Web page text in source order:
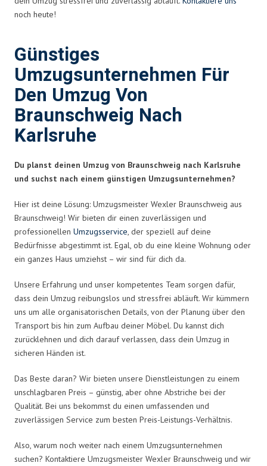
noch heute!
Günstiges
Umzugsunternehmen Für
Den Umzug Von
Braunschweig Nach
Karlsruhe
Du planst deinen Umzug von Braunschweig nach Karlsruhe
und suchst nach einem günstigen Umzugsunternehmen?
Hier ist deine Lösung: Umzugsmeister Wexler Braunschweig aus
Braunschweig! Wir bieten dir einen zuverlässigen und
professionellen Umzugsservice, der speziell auf deine
Bedürfnisse abgestimmt ist. Egal, ob du eine kleine Wohnung oder
ein ganzes Haus umziehst – wir sind für dich da.
Unsere Erfahrung und unser kompetentes Team sorgen dafür,
dass dein Umzug reibungslos und stressfrei abläuft. Wir kümmern
uns um alle organisatorischen Details, von der Planung über den
Transport bis hin zum Aufbau deiner Möbel. Du kannst dich
zurücklehnen und dich darauf verlassen, dass dein Umzug in
sicheren Händen ist.
Das Beste daran? Wir bieten unsere Dienstleistungen zu einem
unschlagbaren Preis – günstig, aber ohne Abstriche bei der
Qualität. Bei uns bekommst du einen umfassenden und
zuverlässigen Service zum besten Preis-Leistungs-Verhältnis.
Also, warum noch weiter nach einem Umzugsunternehmen
suchen? Kontaktiere Umzugsmeister Wexler Braunschweig und wir